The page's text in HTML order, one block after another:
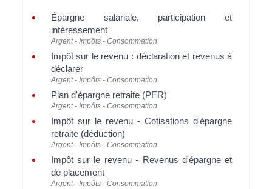
Épargne salariale, participation et
intéressement
Argent - Impôts - Consommation
Impôt sur le revenu : déclaration et revenus à
déclarer
Argent - Impôts - Consommation
Plan d'épargne retraite (PER)
Argent - Impôts - Consommation
Impôt sur le revenu - Cotisations d'épargne
retraite (déduction)
Argent - Impôts - Consommation
Impôt sur le revenu - Revenus d'épargne et
de placement
Argent - Impôts - Consommation